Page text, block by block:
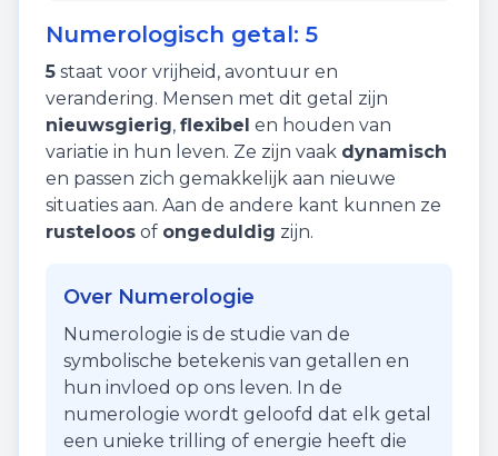
Numerologisch getal: 5
5 staat voor vrijheid , avontuur en
verandering. Mensen met dit getal zijn
nieuwsgierig, flexibel en houden van
variatie in hun leven. Ze zijn vaak dynamisch
en passen zich gemakkelijk aan nieuwe
situaties aan. Aan de andere kant kunnen ze
rusteloos of ongeduldig zijn.
Over Numerologie
Numerologie is de studie van de
symbolische betekenis van getallen en
hun invloed op ons leven. In de
numerologie wordt geloofd dat elk getal
een unieke trilling of energie heeft die